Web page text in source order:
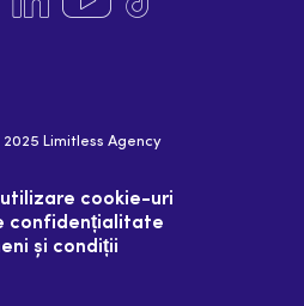
Limitless Agency
cookie-uri
confidențialitate
și condiții